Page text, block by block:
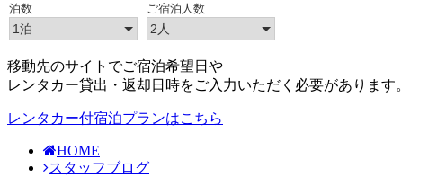
移動先のサイトでご宿泊希望日や
レンタカー貸出・返却日時をご入力いただく必要があります。
レンタカー付宿泊プランはこちら
HOME
スタッフブログ